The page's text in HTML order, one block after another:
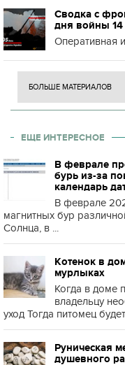
Сводка с
дня войны
Оперативная
БОЛЬШЕ МАТЕРИАЛОВ
ЕЩЕ ИНТЕРЕСНОЕ
В феврале
бурь из-за
календарь
В феврале
магнитных бур
Солнца, в ...
Котенок в
мурлыках
Когда в доме
владельцу
уход Тогда питомец
Руническая
душевного